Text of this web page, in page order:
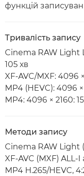
функцій
Тривалість запису
Cinema RAW Light
105 хв
XF-AVC/MXF: 4096
MP4 (HEVC): 4096 ×
MP4: 4096 × 2160:
Методи запису
Cinema RAW Light
XF-AVC (MXF) ALL-I
MP4 H.265/HEVC,